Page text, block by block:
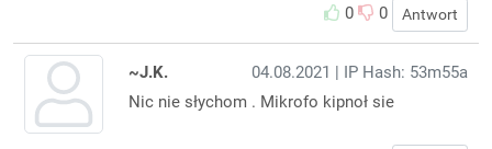
0
0 Antwort
04.08.2021 | IP Hash: 53m55a
~J.K.
Nic nie słychom . Mikrofo kipnoł sie